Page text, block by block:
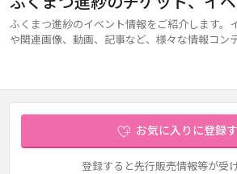
ふくまつ進紗のイベント情報をご紹介します。
や関連画像、動画、記事など、様々な情報コン
お気に入りに登録
登録すると先行販売情報等が受